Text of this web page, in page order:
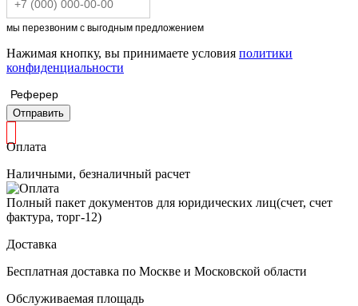
мы перезвоним с выгодным предложением
Нажимая кнопку, вы принимаете условия политики
конфиденциальности
Реферер
Отправить
Оплата
Наличными, безналичный расчет
Полный пакет документов для юридических лиц(счет, счет
фактура, торг-12)
Доставка
Бесплатная доставка по Москве и Московской области
Обслуживаемая площадь